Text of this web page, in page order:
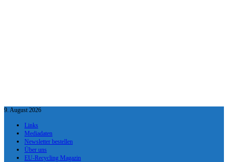
9. August 2026
Links
Mediadaten
Newsletter bestellen
Über uns
EU-Recycling Magazin